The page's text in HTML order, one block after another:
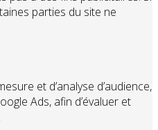
parties du site ne
et d’analyse d’audience,
Ads, afin d’évaluer et